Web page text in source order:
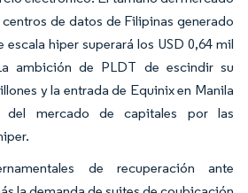
de datos de Filipinas generado
hiper superará los USD 0,64 mil
ambición de PLDT de escindir su
y la entrada de Equinix en Manila
del mercado de capitales por las
de recuperación ante